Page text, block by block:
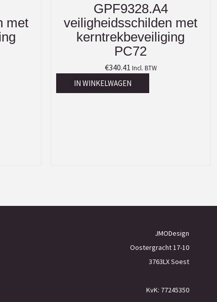
met
GPF9328.A4
veiligheidsschilden met
kerntrekbeveiliging
PC72
€340.41 Incl. BTW
IN WINKELWAGEN
JMODesign
Oostergracht 17-10
3763LX Soest
KvK: 77245350